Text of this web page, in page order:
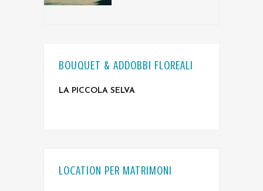
BOUQUET & ADDOBBI FLOREALI
LA PICCOLA SELVA
LOCATION PER MATRIMONI